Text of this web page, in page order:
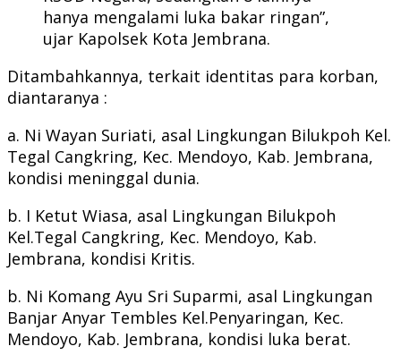
hanya mengalami luka bakar ringan”,
ujar Kapolsek Kota Jembrana.
Ditambahkannya, terkait identitas para korban,
diantaranya :
a. Ni Wayan Suriati, asal Lingkungan Bilukpoh Kel.
Tegal Cangkring, Kec. Mendoyo, Kab. Jembrana,
kondisi meninggal dunia.
b. I Ketut Wiasa, asal Lingkungan Bilukpoh
Kel.Tegal Cangkring, Kec. Mendoyo, Kab.
Jembrana, kondisi Kritis.
b. Ni Komang Ayu Sri Suparmi, asal Lingkungan
Banjar Anyar Tembles Kel.Penyaringan, Kec.
Mendoyo, Kab. Jembrana, kondisi luka berat.